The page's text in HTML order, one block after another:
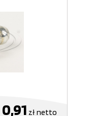
0,91 złnetto